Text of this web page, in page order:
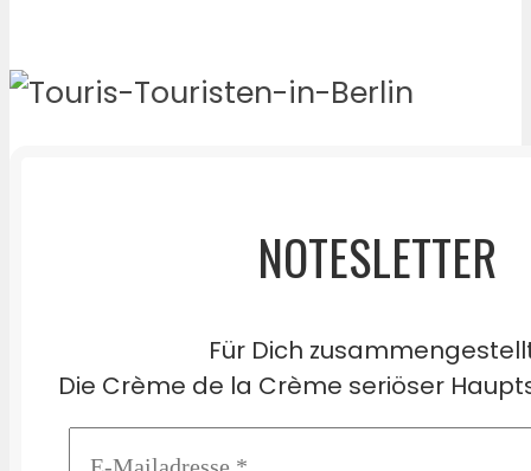
NOTESLETTER
Für Dich
Die Crème de la Crème seriöser